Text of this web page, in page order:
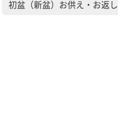
初盆（新盆）お供え・お返し